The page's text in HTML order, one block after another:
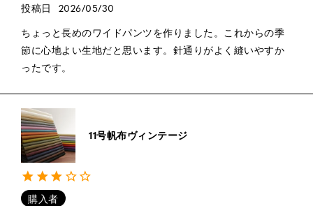
投稿日
2026/05/30
ちょっと長めのワイドパンツを作りました。これからの季
節に心地よい生地だと思います。針通りがよく縫いやすか
ったです。
11号帆布ヴィンテージ
購入者